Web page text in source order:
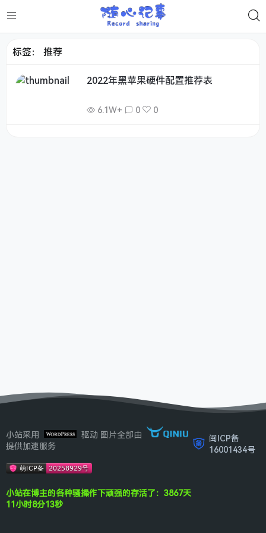
标签： 推荐
2022年黑苹果硬件配置推荐表
6.1W+ 0 0
小站采用
驱动 图片全部由
提供加速服务
小站在博主的各种骚操作下顽强的存活了：3867天
11小时8分13秒
闽ICP备
16001434号